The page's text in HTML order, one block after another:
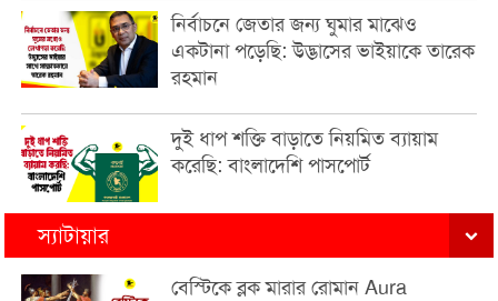
নির্বাচনে জেতার জন্য ঘুমার মাঝেও
একটানা পড়েছি: উদ্ভাসের ভাইয়াকে তারেক
রহমান
দুই ধাপ শক্তি বাড়াতে নিয়মিত ব্যায়াম
করেছি: বাংলাদেশি পাসপোর্ট
স্যাটায়ার
বেস্টিকে ব্লক মারার রোমান Aura